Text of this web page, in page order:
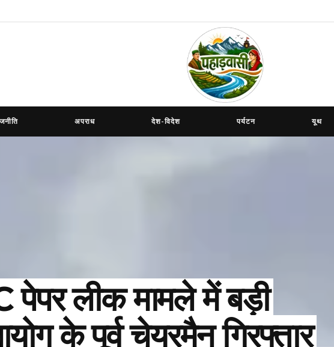
अपराध देश-विदेश पर्यटन यूथ
पेपर लीक मामले में बड़ी
के पूर्व चेयरमैन गिरफ्तार